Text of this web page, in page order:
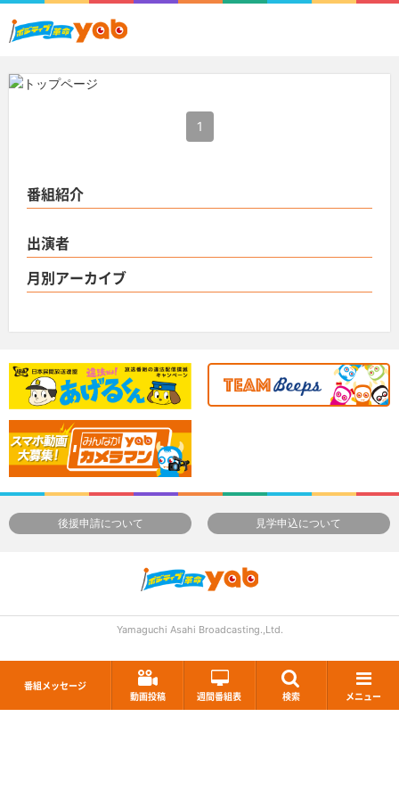
番組メッセージ
動画投稿
週間番組表 検索 メニュー
1
番組紹介
出演者
月別アーカイブ
後援申請について 見学申込について
Yamaguchi Asahi Broadcasting.,Ltd.